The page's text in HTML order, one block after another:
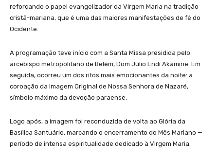
reforçando o papel evangelizador da Virgem Maria na tradição
cristã-mariana, que é uma das maiores manifestações de fé do
Ocidente.
A programação teve início com a Santa Missa presidida pelo
arcebispo metropolitano de Belém, Dom Júlio Endi Akamine. Em
seguida, ocorreu um dos ritos mais emocionantes da noite: a
coroação da Imagem Original de Nossa Senhora de Nazaré,
símbolo máximo da devoção paraense.
Logo após, a imagem foi reconduzida de volta ao Glória da
Basílica Santuário, marcando o encerramento do Mês Mariano —
período de intensa espiritualidade dedicado à Virgem Maria.